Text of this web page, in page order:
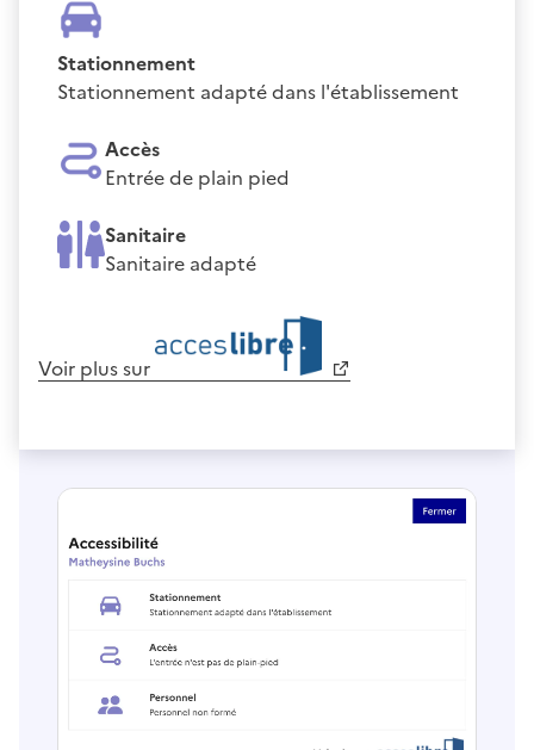
Stationnement
Stationnement adapté dans l'établissement
Accès
Entrée de plain pied
Sanitaire
Sanitaire adapté
Voir plus sur